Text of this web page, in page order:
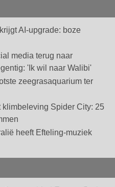
AI-upgrade: boze
media terug naar
'Ik wil naar Walibi'
zeegrasaquarium ter
Spider City: 25
heeft Efteling-muziek